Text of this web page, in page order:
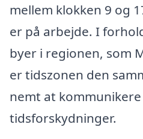
mellem klokken 9 og
er på arbejde. I
byer i regionen, som
er tidszonen den
nemt at
tidsforskydninger.